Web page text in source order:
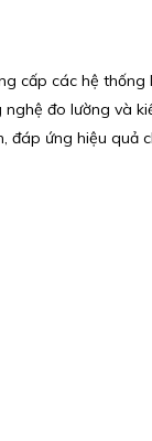
cấp các hệ
đo lường và
đáp ứng hiệu quả